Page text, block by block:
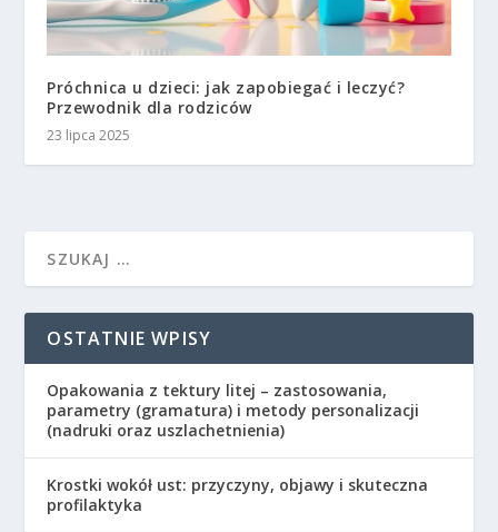
Próchnica u dzieci: jak zapobiegać i leczyć?
Przewodnik dla rodziców
23 lipca 2025
OSTATNIE WPISY
Opakowania z tektury litej – zastosowania,
parametry (gramatura) i metody personalizacji
(nadruki oraz uszlachetnienia)
Krostki wokół ust: przyczyny, objawy i skuteczna
profilaktyka